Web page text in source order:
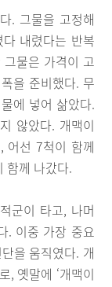
. 그물을 고정해
내렸다는 반복
물은 가격이 고
을 준비했다. 무
에 넣어 삶았다.
않았다. 개맥이
어선 7척이 함께
함께 나갔다.
군이 타고, 나머
. 이중 가장 중요
을 움직였다. 개
, 옛말에 ‘개맥이